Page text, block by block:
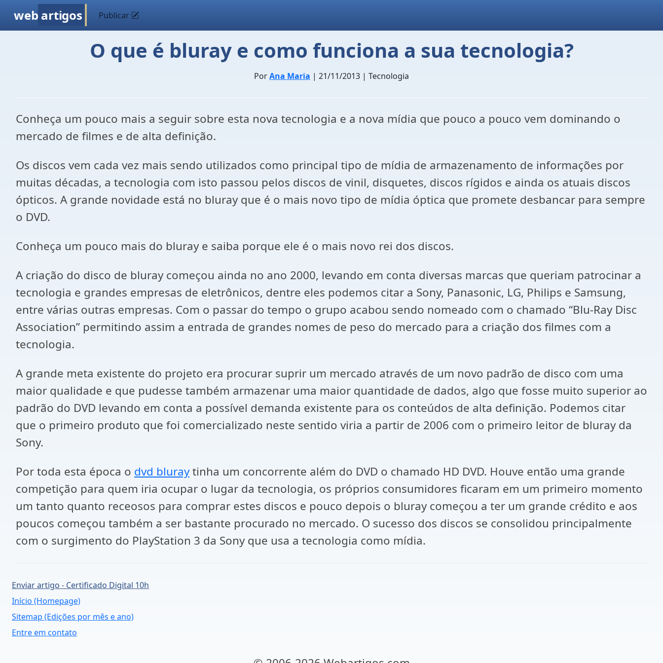
web artigos Publicar
O que é bluray e como funciona a sua tecnologia?
PorAna Maria | 21/11/2013 | Tecnologia
Conheça um pouco mais a seguir sobre esta nova tecnologia e a nova mídia que pouco a pouco vem dominando o
mercado de filmes e de alta definição.
Os discos vem cada vez mais sendo utilizados como principal tipo de mídia de armazenamento de informações por
muitas décadas, a tecnologia com isto passou pelos discos de vinil, disquetes, discos rígidos e ainda os atuais discos
ópticos. A grande novidade está no bluray que é o mais novo tipo de mídia óptica que promete desbancar para sempre
o DVD.
Conheça um pouco mais do bluray e saiba porque ele é o mais novo rei dos discos.
A criação do disco de bluray começou ainda no ano 2000, levando em conta diversas marcas que queriam patrocinar a
tecnologia e grandes empresas de eletrônicos, dentre eles podemos citar a Sony, Panasonic, LG, Philips e Samsung,
entre várias outras empresas. Com o passar do tempo o grupo acabou sendo nomeado com o chamado “Blu-Ray Disc
Association” permitindo assim a entrada de grandes nomes de peso do mercado para a criação dos filmes com a
tecnologia.
A grande meta existente do projeto era procurar suprir um mercado através de um novo padrão de disco com uma
maior qualidade e que pudesse também armazenar uma maior quantidade de dados, algo que fosse muito superior ao
padrão do DVD levando em conta a possível demanda existente para os conteúdos de alta definição. Podemos citar
que o primeiro produto que foi comercializado neste sentido viria a partir de 2006 com o primeiro leitor de bluray da
Sony.
Por toda esta época o dvd bluraytinha um concorrente além do DVD o chamado HD DVD. Houve então uma grande
competição para quem iria ocupar o lugar da tecnologia, os próprios consumidores ficaram em um primeiro momento
um tanto quanto receosos para comprar estes discos e pouco depois o bluray começou a ter um grande crédito e aos
poucos começou também a ser bastante procurado no mercado. O sucesso dos discos se consolidou principalmente
com o surgimento do PlayStation 3 da Sony que usa a tecnologia como mídia.
Enviar artigo - Certificado Digital 10h
Início (Homepage)
Sitemap (Edições por mês e ano)
Entre em contato